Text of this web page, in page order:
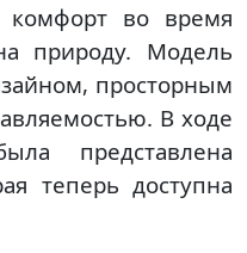
во время
природу. Модель
просторным
В ходе
представлена
теперь доступна